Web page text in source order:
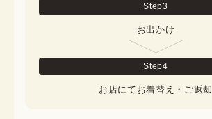
Step3
お出かけ
Step4
お店にてお着替え・ご返却